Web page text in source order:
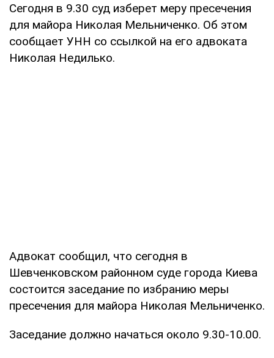
Сегодня в 9.30 суд изберет меру пресечения
для майора Николая Мельниченко. Об этом
сообщает УНН со ссылкой на его адвоката
Николая Недилько.
Адвокат сообщил, что сегодня в
Шевченковском районном суде города Киева
состоится заседание по избранию меры
пресечения для майора Николая Мельниченко.
Заседание должно начаться около 9.30-10.00.